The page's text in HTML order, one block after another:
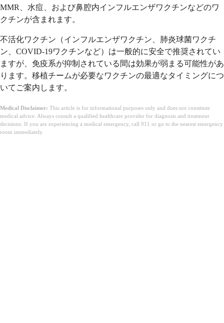
MMR、水痘、および鼻腔内インフルエンザワクチンなどのワ
クチンが含まれます。
不活化ワクチン（インフルエンザワクチン、肺炎球菌ワクチ
ン、COVID-19ワクチンなど）は一般的に安全で推奨されてい
ますが、免疫系が抑制されている間は効果が弱まる可能性があ
ります。移植チームが必要なワクチンの最適なタイミングにつ
いてご案内します。
Medical Disclaimer: This article is for informational purposes only and does not constitute
medical advice. Always consult a qualified healthcare provider for diagnosis and treatment
decisions. If you are experiencing a medical emergency, call 911 or go to the nearest emergency
room immediately.